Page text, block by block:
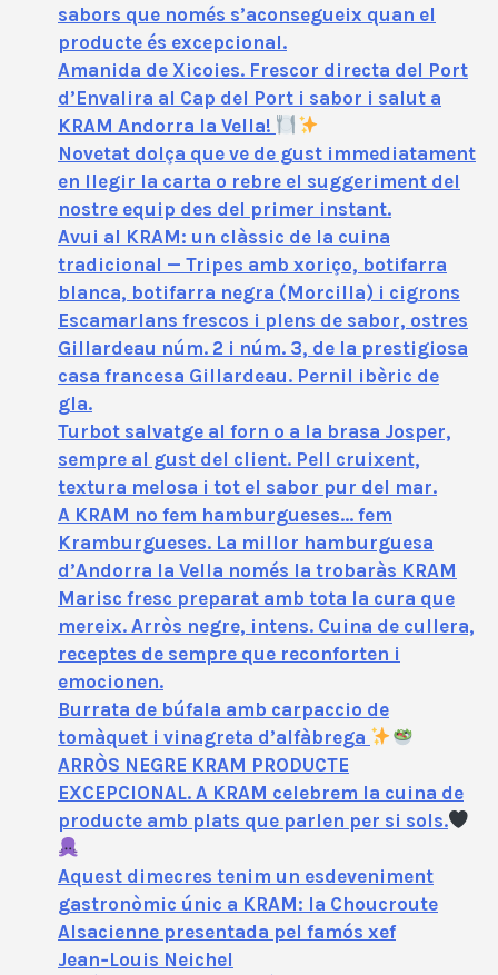
sabors que només s’aconsegueix quan el
producte és excepcional.
Amanida de Xicoies. Frescor directa del Port
d’Envalira al Cap del Port i sabor i salut a
KRAM Andorra la Vella!
Novetat dolça que ve de gust immediatament
en llegir la carta o rebre el suggeriment del
nostre equip des del primer instant.
Avui al KRAM: un clàssic de la cuina
tradicional — Tripes amb xoriço, botifarra
blanca, botifarra negra (Morcilla) i cigrons
Escamarlans frescos i plens de sabor, ostres
Gillardeau núm. 2 i núm. 3, de la prestigiosa
casa francesa Gillardeau. Pernil ibèric de
gla.
Turbot salvatge al forn o a la brasa Josper,
sempre al gust del client. Pell cruixent,
textura melosa i tot el sabor pur del mar.
A KRAM no fem hamburgueses… fem
Kramburgueses. La millor hamburguesa
d’Andorra la Vella només la trobaràs KRAM
Marisc fresc preparat amb tota la cura que
mereix. Arròs negre, intens. Cuina de cullera,
receptes de sempre que reconforten i
emocionen.
Burrata de búfala amb carpaccio de
tomàquet i vinagreta d’alfàbrega
ARRÒS NEGRE KRAM PRODUCTE
EXCEPCIONAL. A KRAM celebrem la cuina de
producte amb plats que parlen per si sols.
Aquest dimecres tenim un esdeveniment
gastronòmic únic a KRAM: la Choucroute
Alsacienne presentada pel famós xef
Jean‑Louis Neichel